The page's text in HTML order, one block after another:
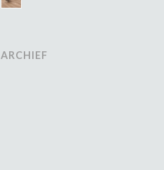
ARCHIEF